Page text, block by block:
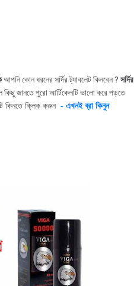
আপনি কোন ধরনের সর্দির ট্যাবলেট কিনবেন ? সর্দির
জানতে পুরো আর্টিকেলটি ভালো করে পড়তে
কিনতে ক্লিক করুন - এখনই ব্রা কিনুন